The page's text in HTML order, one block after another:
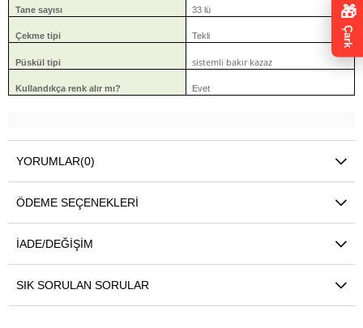
Tane sayısı 33 lü
Çekme tipi Tekli
Püskül tipi sistemli bakır kazaz
Kullandıkça renk alır mı? Evet
YORUMLAR(0)
ÖDEME SEÇENEKLERI
İADE/DEĞIŞIM
SIK SORULAN SORULAR
🎁
Çark